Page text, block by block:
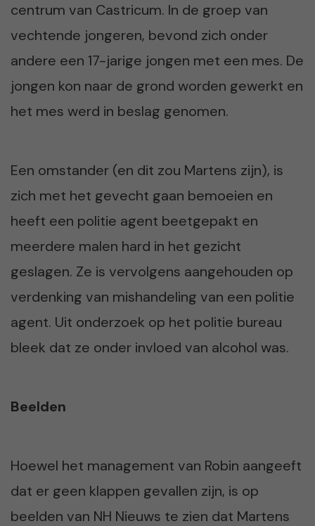
centrum van Castricum. In de groep van
vechtende jongeren, bevond zich onder
andere een 17-jarige jongen met een mes. De
jongen kon naar de grond worden gewerkt en
het mes werd in beslag genomen.
Een omstander (en dit zou Martens zijn), is
zich met het gevecht gaan bemoeien en
heeft een politie agent beetgepakt en
meerdere malen hard in het gezicht
geslagen. Ze is vervolgens aangehouden op
verdenking van mishandeling van een politie
agent. Uit onderzoek op het politie bureau
bleek dat ze onder invloed van alcohol was.
Beelden
Hoewel het management van Robin aangeeft
dat er geen klappen gevallen zijn, is op
beelden van NH Nieuws te zien dat Martens